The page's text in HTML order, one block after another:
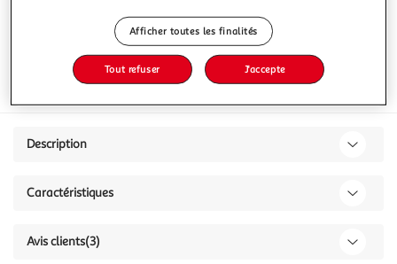
Description
Caractéristiques
Avis clients(3)
Afficher toutes les finalités
Tout refuser J'accepte